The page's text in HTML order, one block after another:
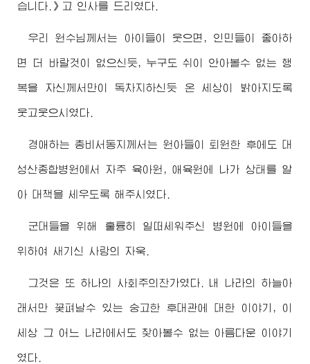
습니다.》고 인사를 드리였다.
우리원수님께서는 아이들이 웃으면, 인민들이 좋아하
면 더 바랄것이 없으신듯, 누구도 쉬이 안아볼수 없는 행
복을 자신께서만이 독차지하신듯 온 세상이 밝아지도록
웃고웃으시였다.
경애하는 총비서동지 께서는 원아들이 퇴원한 후에도 대
성산종합병원에서 자주 육아원, 애육원에 나가 상태를 알
아 대책을 세우도록 해주시였다.
군대들을 위해 훌륭히 일떠세워주신 병원에 아이들을
위하여 새기신 사랑의 자욱.
그것은 또 하나의 사회주의찬가였다. 내 나라의 하늘아
래서만 꽃펴날수 있는 숭고한 후대관에 대한 이야기, 이
세상 그 어느 나라에서도 찾아볼수 없는 아름다운 이야기
였다.